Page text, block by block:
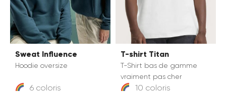
Sweat Influence
Hoodie oversize
6 coloris
T-shirt Titan
T-Shirt bas de gamme
vraiment pas cher
10 coloris